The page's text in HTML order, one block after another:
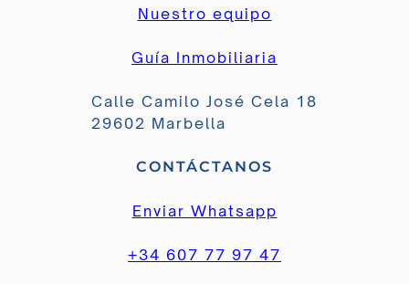
Nuestro equipo
Guía Inmobiliaria
Calle Camilo José Cela 18
29602 Marbella
CONTÁCTANOS
Enviar Whatsapp
+34 607 77 97 47